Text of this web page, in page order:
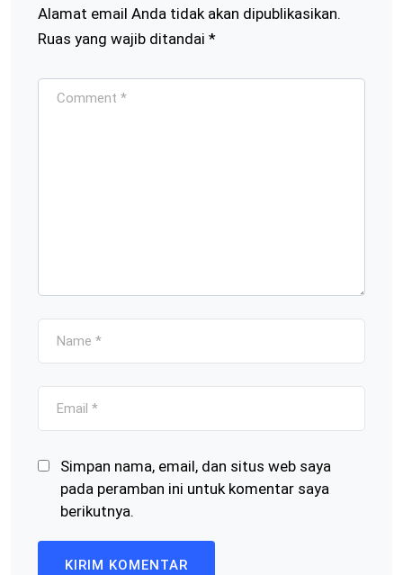
Alamat email Anda tidak akan dipublikasikan.
Ruas yang wajib ditandai *
Simpan nama, email, dan situs web saya
pada peramban ini untuk komentar saya
berikutnya.